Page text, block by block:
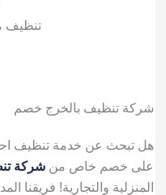
تنظيف
شركة تنظيف بالخرج خصم
هل تبحث عن خدمة تنظيف
على خصم خاص من شركة
المنزلية والتجارية! فريقنا